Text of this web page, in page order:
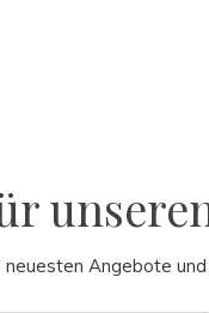
neuesten Angebote